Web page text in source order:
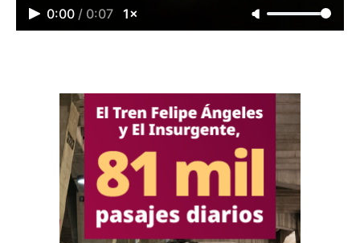
0:00 / 0:07 1×